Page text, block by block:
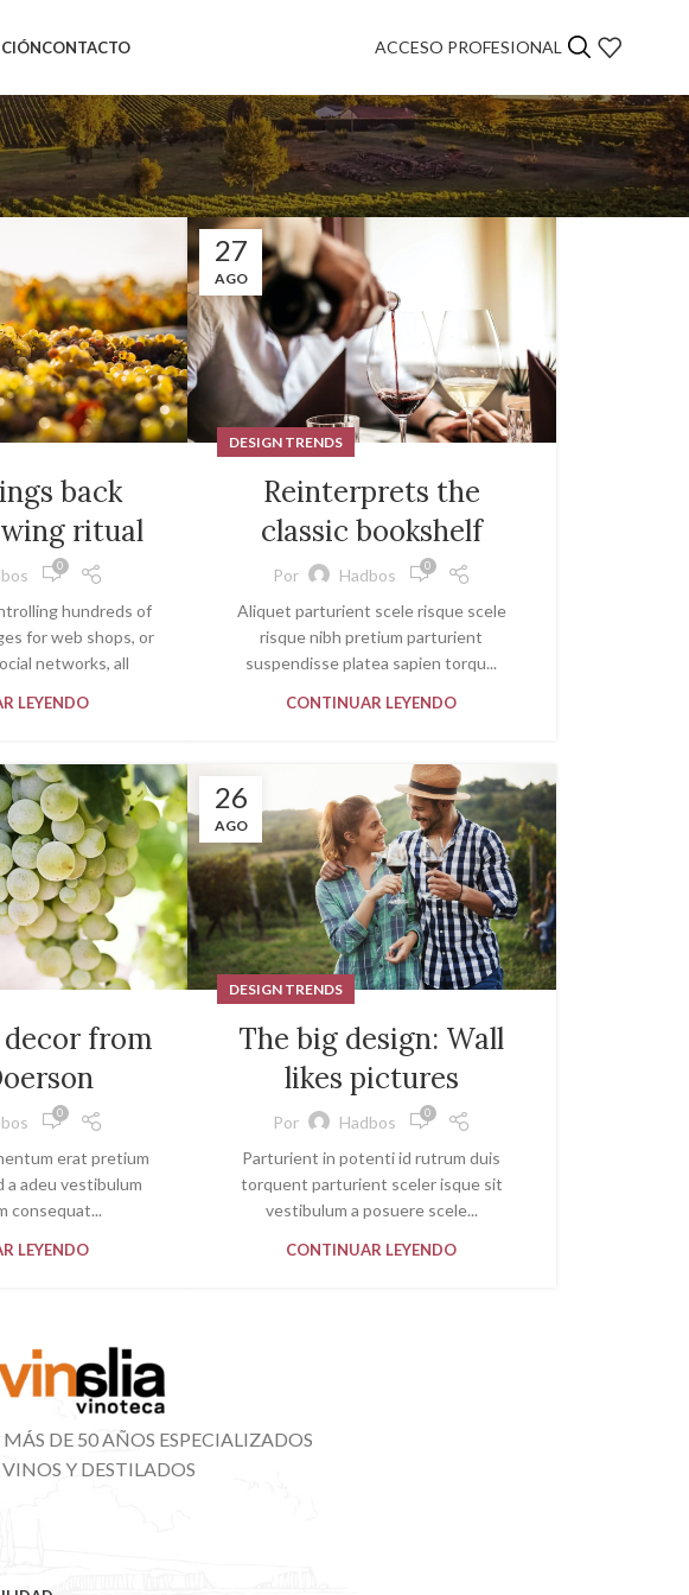
CONTACTO ACCESO PROFESIONAL
back
ritual
0
hundreds of
for web shops, or
networks, all
LEYENDO
27
AGO
DESIGN TRENDS
Reinterprets the
classic bookshelf
Por Hadbos 0
Aliquet parturient scele risque scele
risque nibh pretium parturient
suspendisse platea sapien torqu...
CONTINUAR LEYENDO
from
0
erat pretium
a adeu vestibulum
consequat...
LEYENDO
26
AGO
DESIGN TRENDS
The big design: Wall
likes pictures
Por Hadbos 0
Parturient in potenti id rutrum duis
torquent parturient sceler isque sit
vestibulum a posuere scele...
CONTINUAR LEYENDO
DE 50 AÑOS ESPECIALIZADOS
Y DESTILADOS